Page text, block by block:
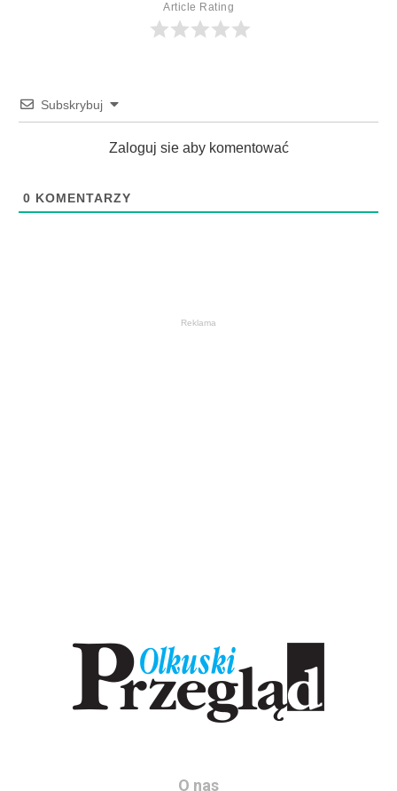
Article Rating
Subskrybuj
Zaloguj sie aby komentować
0 KOMENTARZY
Reklama
O nas